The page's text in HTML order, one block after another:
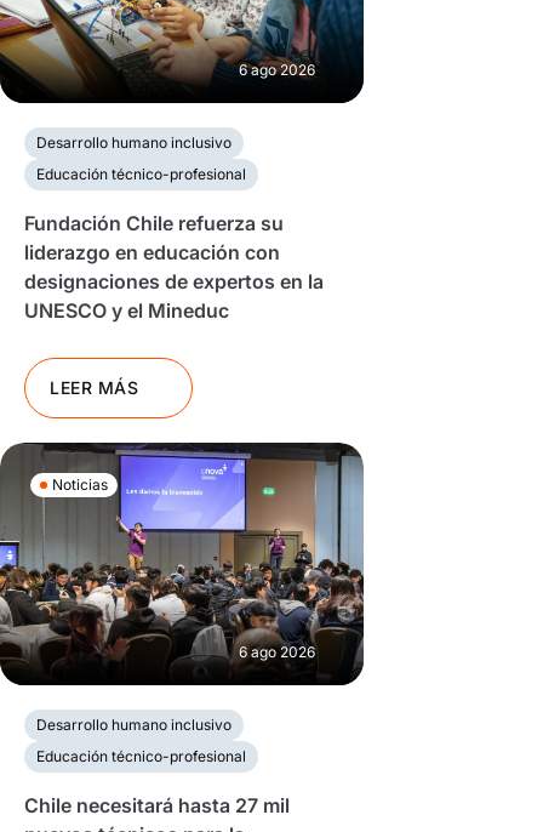
6 ago 2026
Desarrollo humano inclusivo
Educación técnico-profesional
Fundación Chile refuerza su
liderazgo en educación con
designaciones de expertos en la
UNESCO y el Mineduc
LEER MÁS
Noticias
6 ago 2026
Desarrollo humano inclusivo
Educación técnico-profesional
Chile necesitará hasta 27 mil